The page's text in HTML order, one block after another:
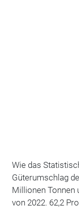
Wie das
Güterumschlag
Millionen Tonnen
von 2022. 62,2